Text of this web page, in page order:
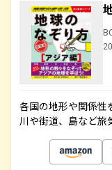
各国の地形や関係性
川や街道、島など旅